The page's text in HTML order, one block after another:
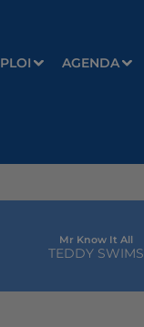
AGENDA
Mr Know It All
TEDDY SWIMS